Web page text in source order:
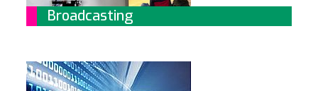
Broadcasting